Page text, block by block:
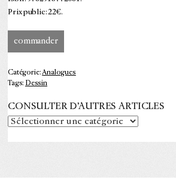
Prix public : 22€.
commander
Catégorie:Analogues
Tags: Dessin
CONSULTER D’AUTRES ARTICLES